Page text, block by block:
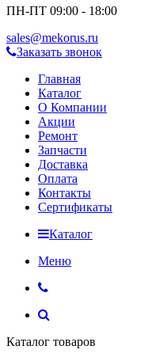
ПН-ПТ 09:00 - 18:00
sales@mekorus.ru
Заказать звонок
Главная
Каталог
О Компании
Акции
Ремонт
Запчасти
Доставка
Оплата
Контакты
Сертификаты
Каталог
Меню
Каталог товаров